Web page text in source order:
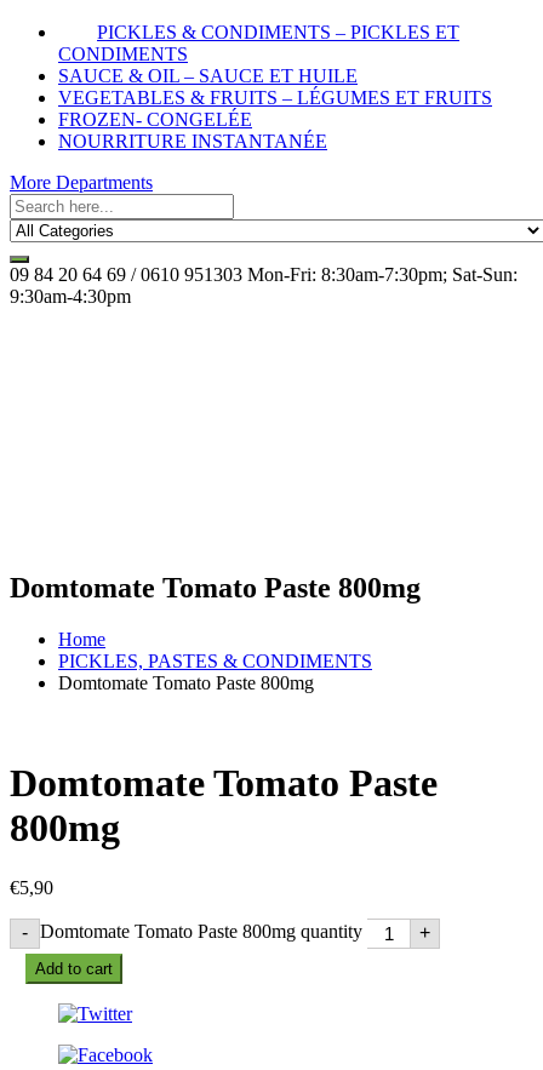
PICKLES & CONDIMENTS – PICKLES ET
CONDIMENTS
SAUCE & OIL – SAUCE ET HUILE
VEGETABLES & FRUITS – LÉGUMES ET FRUITS
FROZEN- CONGELÉE
NOURRITURE INSTANTANÉE
More Departments
09 84 20 64 69 / 0610 951303 Mon-Fri: 8:30am-7:30pm; Sat-Sun:
9:30am-4:30pm
Domtomate Tomato Paste 800mg
Home
PICKLES, PASTES & CONDIMENTS
Domtomate Tomato Paste 800mg
Domtomate Tomato Paste
800mg
€5,90
- Domtomate Tomato Paste 800mg quantity +
Add to cart